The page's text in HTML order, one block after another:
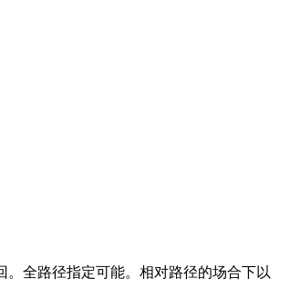
。全路径指定可能。相对路径的场合下以